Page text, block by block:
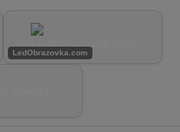
LedObrazovka.com